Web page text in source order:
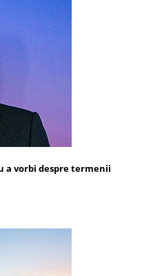
a vorbi despre termenii